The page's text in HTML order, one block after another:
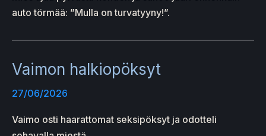
auto törmää: ”Mulla on turvatyyny!”.
Vaimon halkiopöksyt
27/06/2026
Vaimo osti haarattomat seksipöksyt ja odotteli